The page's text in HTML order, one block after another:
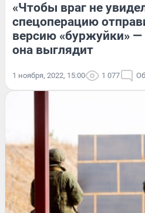
«Чтобы враг не
спецоперацию
версию «буржуйки» —
она выглядит
1 ноября, 2022, 15:00 1 077